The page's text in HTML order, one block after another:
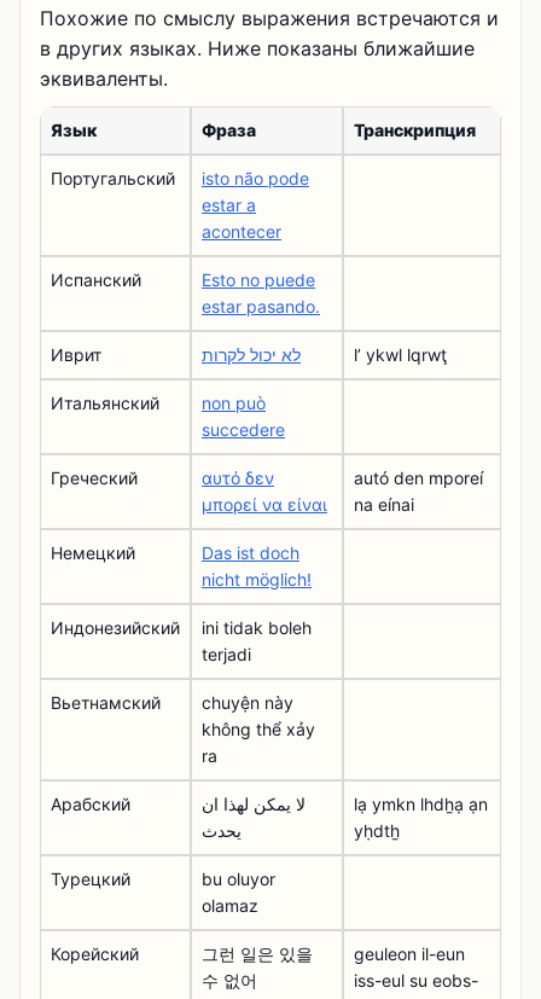
Похожие по смыслу выражения встречаются и
в других языках. Ниже показаны ближайшие
эквиваленты.
Язык Фраза Транскрипция
Португальский
isto não pode
estar a
acontecer
Испанский
Esto no puede
estar pasando.
Иврит לא יכול לקרות lʼ ykwl lqrwţ
Итальянский
non può
succedere
Греческий
αυτό δεν
μπορεί να είναι
autó den mporeí
na eínai
Немецкий
Das ist doch
nicht möglich!
Индонезийский
ini tidak boleh
terjadi
Вьетнамский
chuyện này
không thể xảy
ra
Арабский
لا يمكن لهذا ان
يحدث
lạ ymkn lhdẖạ ạn
yḥdtẖ
Турецкий
bu oluyor
olamaz
Корейский
그런 일은 있을
수 없어
geuleon il-eun
iss-eul su eobs-